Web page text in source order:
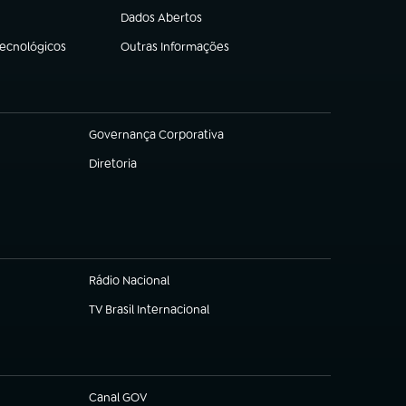
Dados Abertos
(abre em nova aba)
Outras Informações
(abre em nova aba)
Governança Corporativa
(abre em nova aba)
Diretoria
(abre em nova aba)
Rádio Nacional
TV Brasil Internacional
(abre em nova aba)
Canal GOV
(abre em nova aba)